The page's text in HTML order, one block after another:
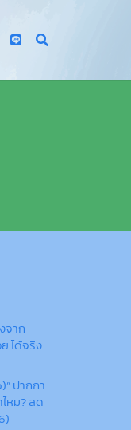
จาก
ได้จริง
ปากกา
หม? ลด